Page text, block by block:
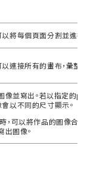
將每個頁面分割並進行
連接所有的畫布，彙整
並寫出。若以指定的
以不同的尺寸顯示。
，可以將作品的圖像合
圖像。